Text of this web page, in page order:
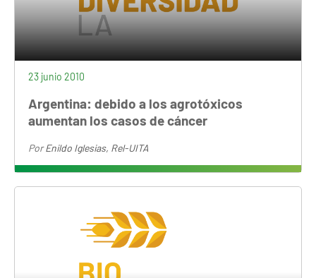
23 junio 2010
Argentina: debido a los agrotóxicos
aumentan los casos de cáncer
PorEnildo Iglesias, Rel-UITA